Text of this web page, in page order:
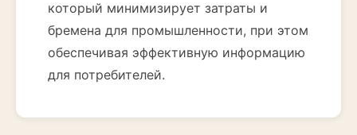
который минимизирует затраты и
бремена для промышленности, при этом
обеспечивая эффективную информацию
для потребителей.